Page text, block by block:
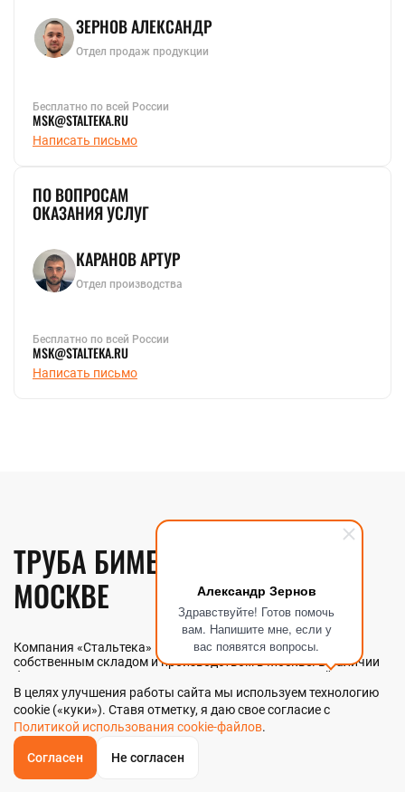
Александр Зернов
Здравствуйте! Готов помочь
вам. Напишите мне, если у
вас появятся вопросы.
ОБРАТНЫЙЗВОНОК
ЗЕРНОВ АЛЕКСАНДР
Отдел продаж продукции
Бесплатно по всей России
MSK@STALTEKA.RU
Написать письмо
ПО ВОПРОСАМ
ОКАЗАНИЯ УСЛУГ
КАРАНОВ АРТУР
Отдел производства
Бесплатно по всей России
MSK@STALTEKA.RU
Написать письмо
ТРУБА БИМЕТАЛЛИЧЕСКАЯ В
МОСКВЕ
Компания «Стальтека» — поставщик металлопроката с
собственным складом и производством в Москве. В наличии
более 130 видов металлопроката и 70 наименований
металлоизделий — черный, цветной и нержавеющий прокат
любых типоразмеров. Мы реализуем трубу биметаллическую
как оптом, так и в розницу прямо со склада из наличия или
под заказ. Контроль качества на всех этапах — от входного
анализа до отгрузки.
Главная
В целях улучшения работы сайта мы используем технологию
cookie («куки»). Ставя отметку, я даю свое согласие с
Политикой использования cookie-файлов.
Согласен Не согласен